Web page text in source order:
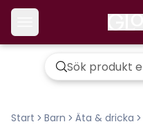
Start Barn Äta & dricka